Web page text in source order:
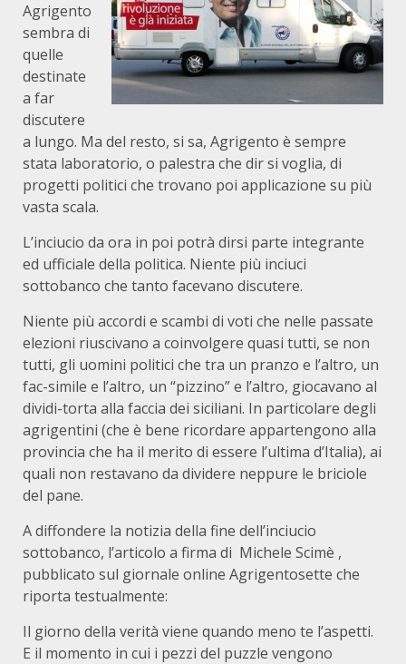
Agrigento
sembra di
quelle
destinate
a far
discutere
a lungo. Ma del resto, si sa, Agrigento è sempre
stata laboratorio, o palestra che dir si voglia, di
progetti politici che trovano poi applicazione su più
vasta scala.
L’inciucio da ora in poi potrà dirsi parte integrante
ed ufficiale della politica. Niente più inciuci
sottobanco che tanto facevano discutere.
Niente più accordi e scambi di voti che nelle passate
elezioni riuscivano a coinvolgere quasi tutti, se non
tutti, gli uomini politici che tra un pranzo e l’altro, un
fac-simile e l’altro, un “pizzino” e l’altro, giocavano al
dividi-torta alla faccia dei siciliani. In particolare degli
agrigentini (che è bene ricordare appartengono alla
provincia che ha il merito di essere l’ultima d’Italia), ai
quali non restavano da dividere neppure le briciole
del pane.
A diffondere la notizia della fine dell’inciucio
sottobanco, l’articolo a firma di Michele Scimè ,
pubblicato sul giornale online Agrigentosette che
riporta testualmente:
Il giorno della verità viene quando meno te l’aspetti.
E il momento in cui i pezzi del puzzle vengono